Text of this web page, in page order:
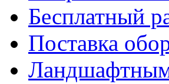
Бесплатный
Поставка